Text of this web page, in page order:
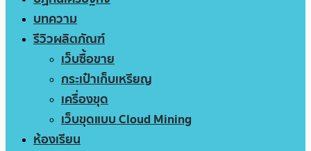
บทความ
รีวิวผลิตภัณฑ์
เว็บซื้อขาย
กระเป๋าเก็บเหรียญ
เครื่องขุด
เว็บขุดแบบ Cloud Mining
ห้องเรียน